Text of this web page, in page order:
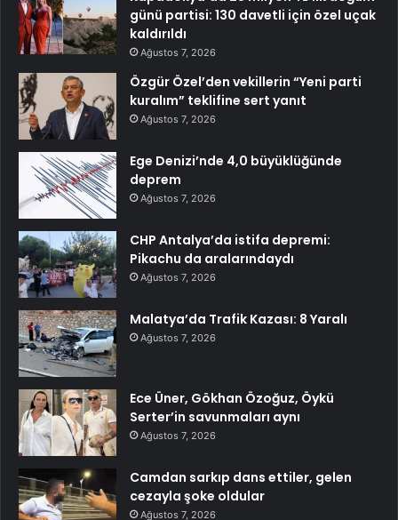
günü partisi: 130 davetli için özel uçak
kaldırıldı
Ağustos 7, 2026
Özgür Özel’den vekillerin “Yeni parti
kuralım” teklifine sert yanıt
Ağustos 7, 2026
Ege Denizi’nde 4,0 büyüklüğünde
deprem
Ağustos 7, 2026
CHP Antalya’da istifa depremi:
Pikachu da aralarındaydı
Ağustos 7, 2026
Malatya’da Trafik Kazası: 8 Yaralı
Ağustos 7, 2026
Ece Üner, Gökhan Özoğuz, Öykü
Serter’in savunmaları aynı
Ağustos 7, 2026
Camdan sarkıp dans ettiler, gelen
cezayla şoke oldular
Ağustos 7, 2026